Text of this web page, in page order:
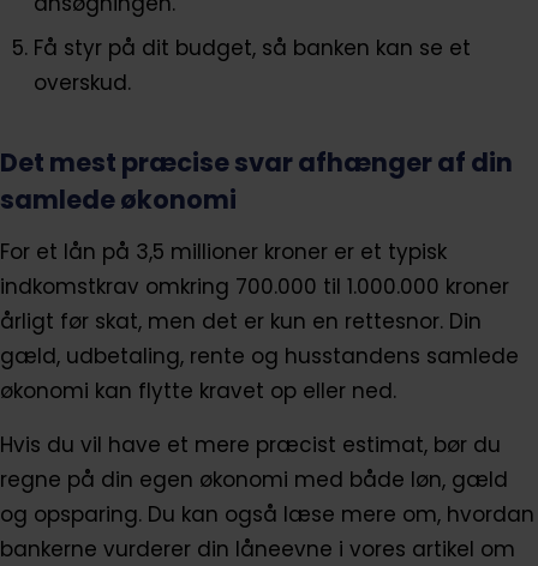
Få styr på dit budget, så banken kan se et
overskud.
Det mest præcise svar afhænger af din
samlede økonomi
For et lån på 3,5 millioner kroner er et typisk
indkomstkrav omkring 700.000 til 1.000.000 kroner
årligt før skat, men det er kun en rettesnor. Din
gæld, udbetaling, rente og husstandens samlede
økonomi kan flytte kravet op eller ned.
Hvis du vil have et mere præcist estimat, bør du
regne på din egen økonomi med både løn, gæld
og opsparing. Du kan også læse mere om, hvordan
bankerne vurderer din låneevne i vores artikel om